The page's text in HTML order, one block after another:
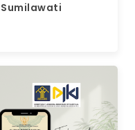
Sumilawati